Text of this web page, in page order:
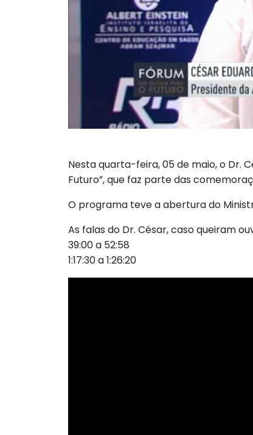
Nesta quarta-feira, 05 de maio, o Dr.
Futuro”, que faz parte das
O programa teve a abertura do
As falas do Dr. César, caso queiram
39:00 a 52:58
1:17:30 a 1:26:20